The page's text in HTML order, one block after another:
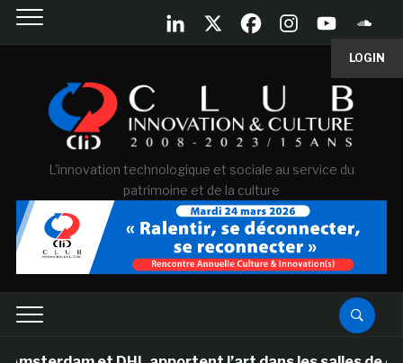
LOGIN
L'innovation technologique et sociale au service du
patrimoine et de la culture